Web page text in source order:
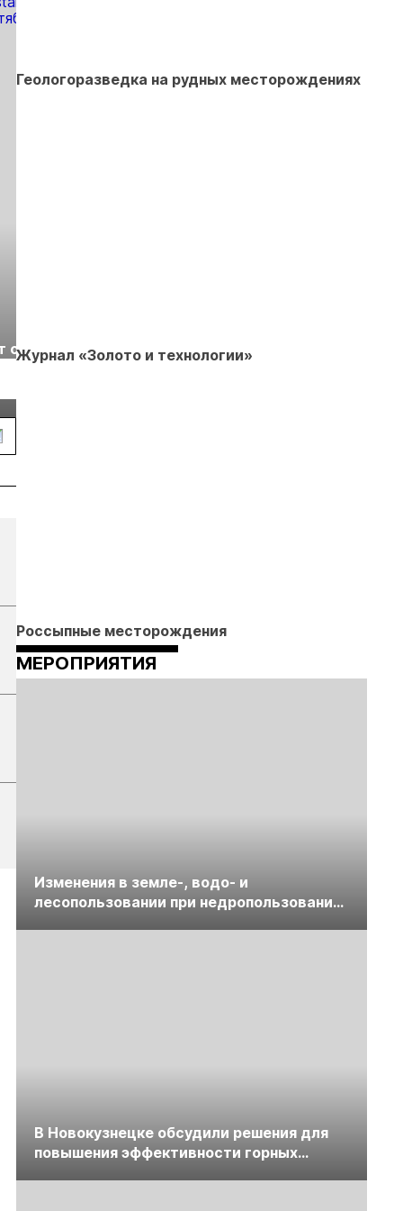
с
2026» пройдет в
Геологоразведка на рудных месторождениях
Журнал «Золото и технологии»
Россыпные месторождения
МЕРОПРИЯТИЯ
Изменения в земле-, водо- и
лесопользовании при недропользовании
В Новокузнецке обсудили решения для
повышения эффективности горных